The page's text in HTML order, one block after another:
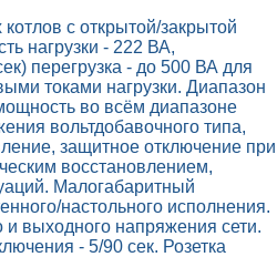
с открытой/закрытой
нагрузки - 222 ВА,
перегрузка - до 500 ВА для
токами нагрузки. Диапазон
во всём диапазоне
вольтдобавочного типа,
защитное отключение при
восстановлением,
Малогабаритный
настольного исполнения.
и выходного напряжения сети.
- 5/90 сек. Розетка